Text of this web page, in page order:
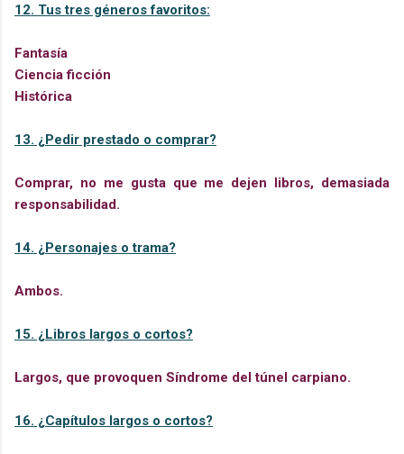
12. Tus tres géneros favoritos:
Fantasía
Ciencia ficción
Histórica
13. ¿Pedir prestado o comprar?
Comprar, no me gusta que me dejen libros, demasiada
responsabilidad.
14. ¿Personajes o trama?
Ambos.
15. ¿Libros largos o cortos?
Largos, que provoquen Síndrome del túnel carpiano.
16. ¿Capítulos largos o cortos?